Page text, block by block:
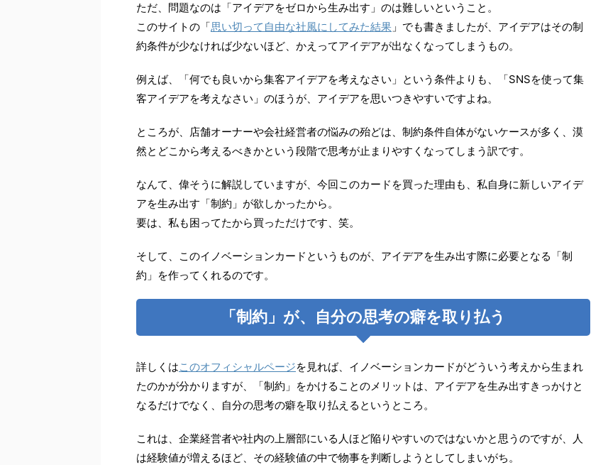
ただ、問題なのは「アイデアをゼロから生み出す」のは難しいということ。
このサイトの「思い切って自由な社風にしてみた結果 」でも書きましたが、アイデアはその制
約条件が少なければ少ないほど、かえってアイデアが出なくなってしまうもの。
例えば、「何でも良いから集客アイデアを考えなさい」という条件よりも、「SNSを使って集
客アイデアを考えなさい」のほうが、アイデアを思いつきやすいですよね。
ところが、店舗オーナーや会社経営者の悩みの殆どは、制約条件自体がないケースが多く、漠
然とどこから考えるべきかという段階で思考が止まりやすくなってしまう訳です。
なんて、偉そうに解説していますが、今回このカードを買った理由も、私自身に新しいアイデ
アを生み出す「制約」が欲しかったから。
要は、私も困ってたから買っただけです、笑。
そして、このイノベーションカードというものが、アイデアを生み出す際に必要となる「制
約」を作ってくれるのです。
「制約」が、自分の思考の癖を取り払う
詳しくはこのオフィシャルページを見れば、イノベーションカードがどういう考えから生まれ
たのかが分かりますが、「制約」をかけることのメリットは、アイデアを生み出すきっかけと
なるだけでなく、自分の思考の癖を取り払えるというところ。
これは、企業経営者や社内の上層部にいる人ほど陥りやすいのではないかと思うのですが、人
は経験値が増えるほど、その経験値の中で物事を判断しようとしてしまいがち。